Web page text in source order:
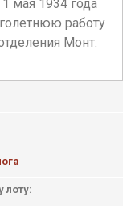
мая 1934 года
работу
Монт.
лоту: